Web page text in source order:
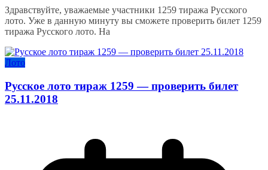
Здравствуйте, уважаемые участники 1259 тиража Русского
лото. Уже в данную минуту вы сможете проверить билет 1259
тиража Русского лото. На
Лото
Русское лото тираж 1259 — проверить билет
25.11.2018